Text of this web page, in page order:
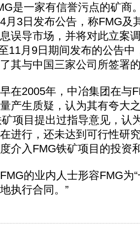
一家有信誉污点的矿商
月3日发布公告，称FMG及
误导市场，并将对此立案
11月9日期间发布的公告中
其与中国三家公司所签署
2005年，中冶集团在与
产生质疑，认为其有夸大
项目提出过指导意见，认
进行，还未达到可行性研
介入FMG铁矿项目的投资
的业内人士形容FMG为“
执行合同。”